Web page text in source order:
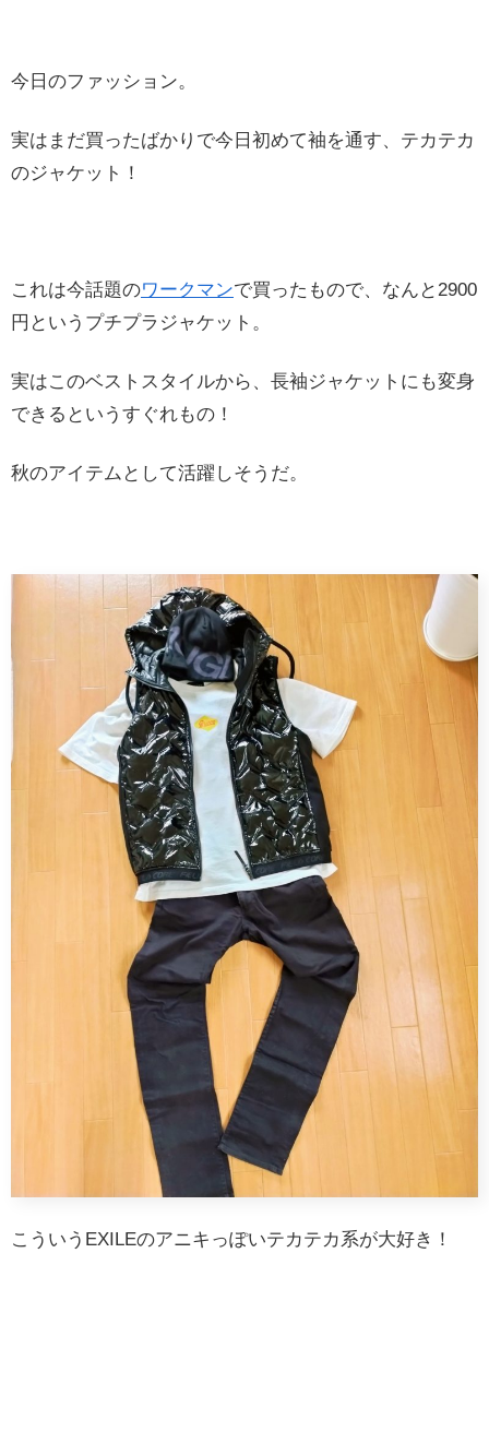
今日のファッション。
実はまだ買ったばかりで今日初めて袖を通す、テカテカ
のジャケット！
これは今話題のワークマンで買ったもので、なんと2900
円というプチプラジャケット。
実はこのベストスタイルから、長袖ジャケットにも変身
できるというすぐれもの！
秋のアイテムとして活躍しそうだ。
こういうEXILEのアニキっぽいテカテカ系が大好き！